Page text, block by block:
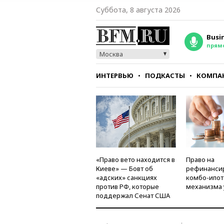
Суббота, 8 августа 2026
Москва
ИНТЕРВЬЮ ПОДКАСТЫ
СТИЛЬ ТЕСТЫ
«Право вето находится в
Киеве» — Бовт об
«адских» санкциях
против РФ, которые
поддержал Сенат США
Право на
комбо-
механизма